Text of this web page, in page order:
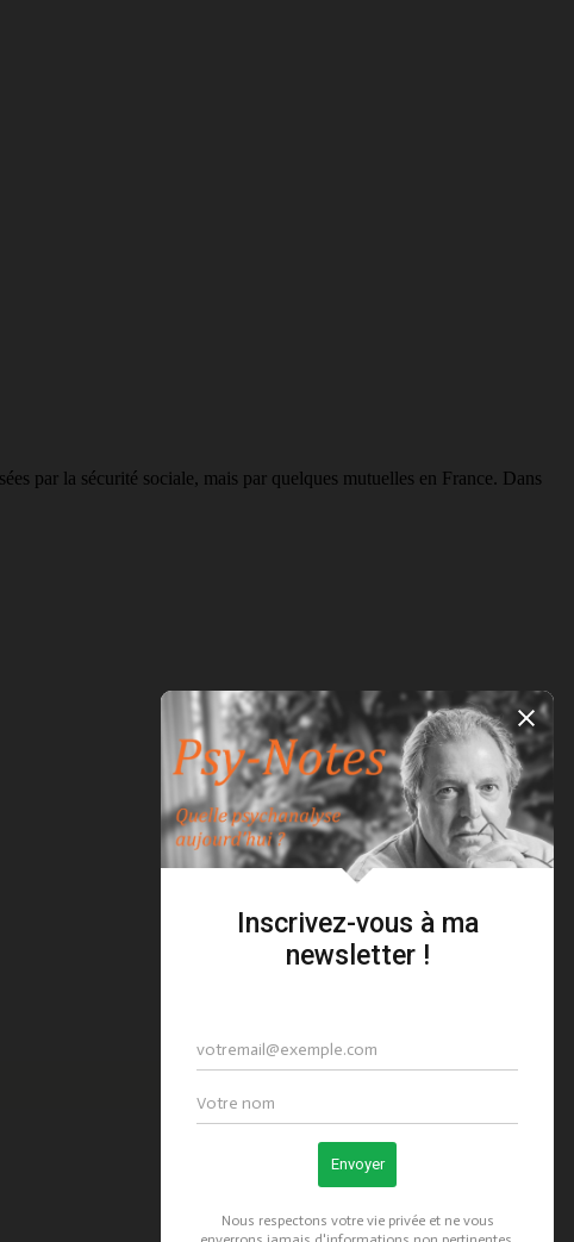
par la sécurité sociale, mais par quelques mutuelles en France. Dans